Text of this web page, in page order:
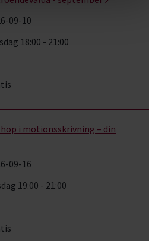
09-10
18:00 - 21:00
i motionsskrivning – din
09-16
19:00 - 21:00